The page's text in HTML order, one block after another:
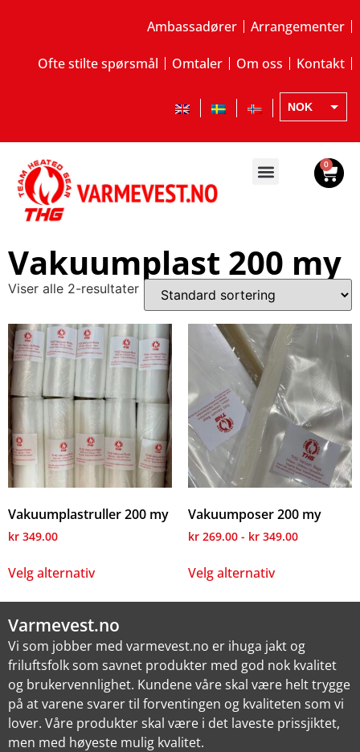
Ambassadører Arrangementer
Ofte stilte spørsmål Omtaler Om oss Kontakt
NOK
0
Vakuumplast 200 my
Viser alle 2-resultater
Vakuumplastruller 200 my
kr 349.00
Velg alternativ
Vakuumposer 200 my
kr 269.00 - kr 349.00
Velg alternativ
Varmevest.no
Vi som jobber med varmevest.no er ihuga jakt og
friluftsfolk som savnet produkter med god nok kvalitet
og brukervennlighet. Kundene våre skal være helt trygge
på at varene svarer til forventingen og kvaliteten som vi
lover. Våre produkter skal være i det laveste prissjiktet,
men med høyeste mulig kvalitet.